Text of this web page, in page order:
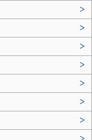
>
>
>
>
>
>
>